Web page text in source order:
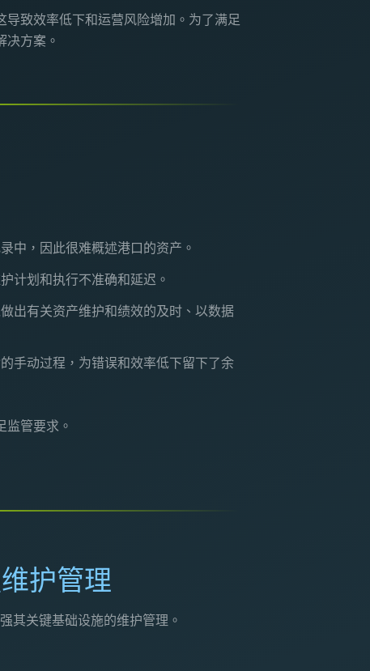
致效率低下和运营风险增加。为了满足
方案。
中，因此很难概述港口的资产。
计划和执行不准确和延迟。
出有关资产维护和绩效的及时、以数据
手动过程，为错误和效率低下留下了余
管要求。
护管理
其关键基础设施的维护管理。